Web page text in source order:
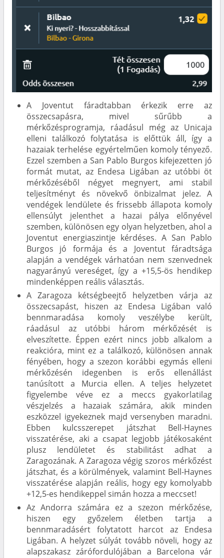
A Joventut fáradtabban érkezik erre az
összecsapásra, mivel sűrűbb a
mérkőzésprogramja, ráadásul még az Unicaja
elleni találkozó folytatása is előttük áll, így a
hazaiak terhelése egyértelműen komoly tényező.
Ezzel szemben a San Pablo Burgos kifejezetten jó
formát mutat, az Endesa Ligában az utóbbi öt
mérkőzéséből négyet megnyert, ami stabil
teljesítményt és növekvő önbizalmat jelez. A
vendégek lendülete és frissebb állapota komoly
ellensúlyt jelenthet a hazai pálya előnyével
szemben, különösen egy olyan helyzetben, ahol a
Joventut energiaszintje kérdéses. A San Pablo
Burgos jó formája és a Joventut fáradtsága
alapján a vendégek várhatóan nem szenvednek
nagyarányú vereséget, így a +15,5-ös hendikep
mindenképpen reális választás.
A Zaragoza kétségbeejtő helyzetben várja az
összecsapást, hiszen az Endesa Ligában való
bennmaradása komoly veszélybe került,
ráadásul az utóbbi három mérkőzését is
elveszítette. Éppen ezért nincs jobb alkalom a
reakcióra, mint ez a találkozó, különösen annak
fényében, hogy a szezon korábbi egymás elleni
mérkőzésén idegenben is erős ellenállást
tanúsított a Murcia ellen. A teljes helyzetet
figyelembe véve ez a meccs gyakorlatilag
vészjelzés a hazaiak számára, akik minden
eszközzel igyekeznek majd versenyben maradni.
Ebben kulcsszerepet játszhat Bell-Haynes
visszatérése, aki a csapat legjobb játékosaként
plusz lendületet és stabilitást adhat a
Zaragozának. A Zaragoza végig szoros mérkőzést
játszhat, és a körülmények, valamint Bell-Haynes
visszatérése alapján reális, hogy egy komolyabb
+12,5-es hendikeppel simán hozza a meccset!
Az Andorra számára ez a szezon mérkőzése,
hiszen egy győzelem életben tartja a
bennmaradásért folytatott harcot az Endesa
Ligában. A helyzet súlyát tovább növeli, hogy az
alapszakasz zárófordulójában a Barcelona vár